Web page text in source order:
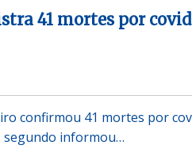
41 mortes por
confirmou 41 mortes por
segundo informou…